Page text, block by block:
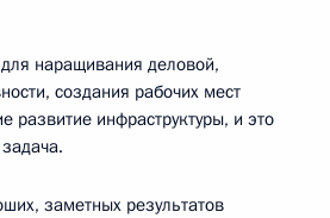
наращивания деловой,
создания рабочих мест
развитие инфраструктуры, и это
заметных результатов